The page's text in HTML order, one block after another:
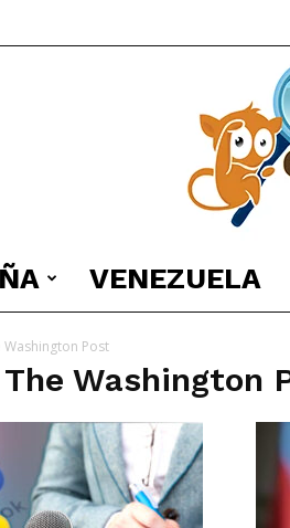
VENEZUELA
Washington Post
Washington